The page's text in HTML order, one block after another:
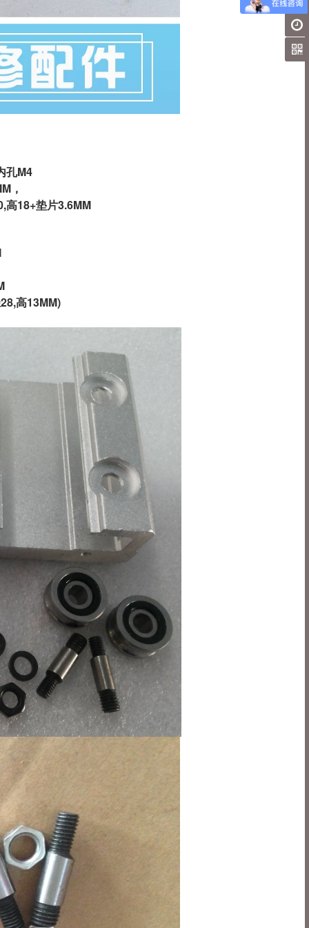
孔M4
，
高18+垫片3.6MM
高13MM)